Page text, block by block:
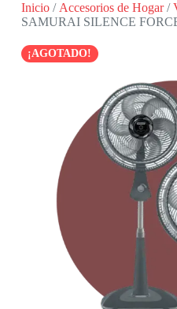
Inicio/ Accesorios de Hogar/
SAMURAI SILENCE
¡AGOTADO!